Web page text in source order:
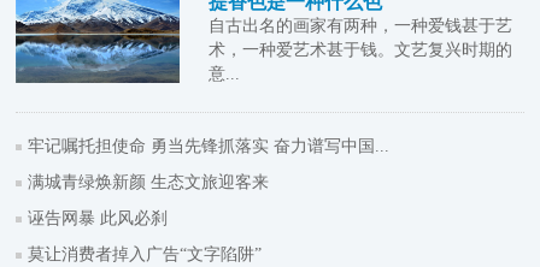
自古出名的画家有两种，一种爱钱甚于艺
术，一种爱艺术甚于钱。文艺复兴时期的
意...
牢记嘱托担使命 勇当先锋抓落实 奋力谱写中国...
满城青绿焕新颜 生态文旅迎客来
诬告网暴 此风必刹
莫让消费者掉入广告“文字陷阱”